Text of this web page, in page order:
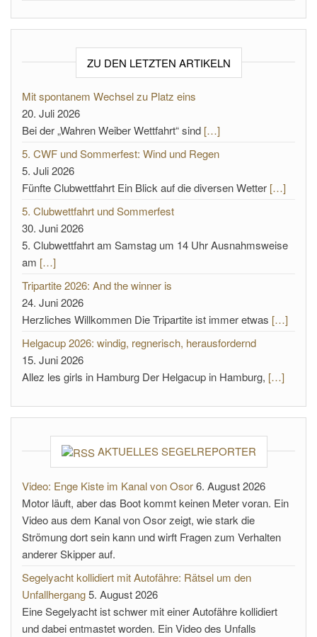
ZU DEN LETZTEN ARTIKELN
Mit spontanem Wechsel zu Platz eins
20. Juli 2026
Bei der „Wahren Weiber Wettfahrt“ sind […]
5. CWF und Sommerfest: Wind und Regen
5. Juli 2026
Fünfte Clubwettfahrt Ein Blick auf die diversen Wetter […]
5. Clubwettfahrt und Sommerfest
30. Juni 2026
5. Clubwettfahrt am Samstag um 14 Uhr Ausnahmsweise
am […]
Tripartite 2026: And the winner is
24. Juni 2026
Herzliches Willkommen Die Tripartite ist immer etwas […]
Helgacup 2026: windig, regnerisch, herausfordernd
15. Juni 2026
Allez les girls in Hamburg Der Helgacup in Hamburg, […]
AKTUELLES SEGELREPORTER
Video: Enge Kiste im Kanal von Osor6. August 2026
Motor läuft, aber das Boot kommt keinen Meter voran. Ein
Video aus dem Kanal von Osor zeigt, wie stark die
Strömung dort sein kann und wirft Fragen zum Verhalten
anderer Skipper auf.
Segelyacht kollidiert mit Autofähre: Rätsel um den
Unfallhergang5. August 2026
Eine Segelyacht ist schwer mit einer Autofähre kollidiert
und dabei entmastet worden. Ein Video des Unfalls